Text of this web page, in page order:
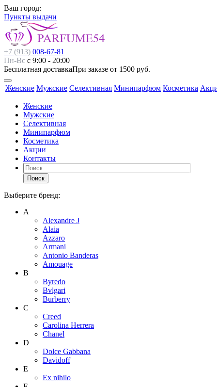
Ваш город:
Пункты выдачи
+7 (913) 008-67-81
Пн-Вс с 9:00 - 20:00
Бесплатная доставкаПри заказе от 1500 руб.
Женские Мужские Селективная Минипарфюм Косметика
Женские
Мужские
Селективная
Минипарфюм
Косметика
Акции
Контакты
Поиск
Выберите бренд:
А
Alexandre J
Alaia
Azzaro
Armani
Antonio Banderas
Amouage
B
Byredo
Bvlgari
Burberry
C
Creed
Carolina Herrera
Chanel
D
Dolce Gabbana
Davidoff
E
Ex nihilo